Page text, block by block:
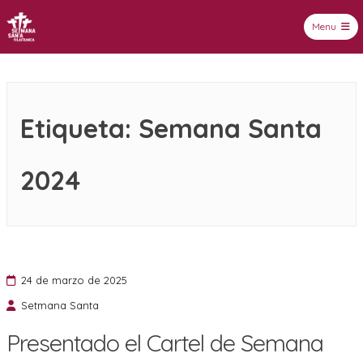
Setmana Santa Vilafranca
Menu
Etiqueta: Semana Santa
2024
24 de marzo de 2025
Setmana Santa
Presentado el Cartel de Semana